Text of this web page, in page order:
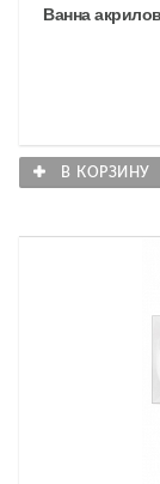
Ванна
В КОРЗИНУ